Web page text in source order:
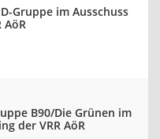
Gruppe im Ausschuss
AöR
B90/Die Grünen im
der VRR AöR